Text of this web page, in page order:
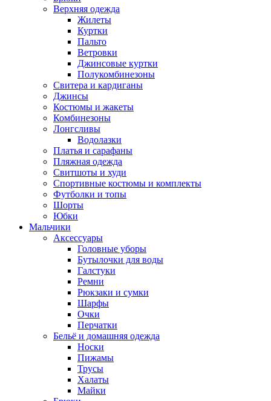
Верхняя одежда
Жилеты
Куртки
Пальто
Ветровки
Джинсовые куртки
Полукомбинезоны
Свитера и кардиганы
Джинсы
Костюмы и жакеты
Комбинезоны
Лонгсливы
Водолазки
Платья и сарафаны
Пляжная одежда
Свитшоты и худи
Спортивные костюмы и комплекты
Футболки и топы
Шорты
Юбки
Мальчики
Аксессуары
Головные уборы
Бутылочки для воды
Галстуки
Ремни
Рюкзаки и сумки
Шарфы
Очки
Перчатки
Бельё и домашняя одежда
Носки
Пижамы
Трусы
Халаты
Майки